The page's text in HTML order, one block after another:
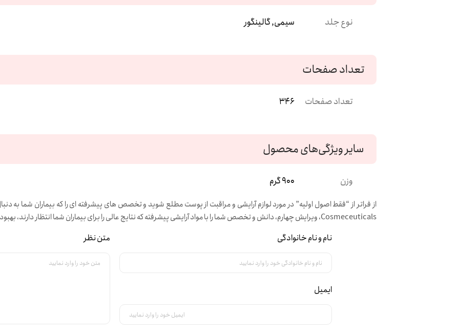
نوع جلد سیمی, گالینگور
تعداد صفحات
تعداد صفحات 346
سایر ویژگی‌های محصول
وزن 900 گرم
از فراتر از “فقط اصول اولیه” در مورد لوازم آرایشی و مراقبت از پوست مطلع شوید و تخصص های پیشرفته ای را که بیماران شما به
Cosmeceuticals، ویرایش چهارم، دانش و تخصص شما را با مواد آرایشی پیشرفته که نتایج عالی را برای بیماران شما انتظار دارند، بهبود می‌بخشد.
نام و نام خانوادگی
ایمیل
متن نظر